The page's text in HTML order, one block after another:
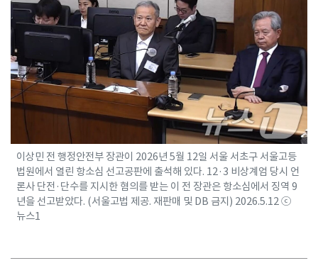
이상민 전 행정안전부 장관이 2026년 5월 12일 서울 서초구 서울고등
법원에서 열린 항소심 선고공판에 출석해 있다. 12·3 비상계엄 당시 언
론사 단전·단수를 지시한 혐의를 받는 이 전 장관은 항소심에서 징역 9
년을 선고받았다. (서울고법 제공. 재판매 및 DB 금지) 2026.5.12 ⓒ
뉴스1